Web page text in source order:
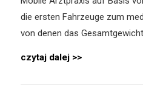
die ersten Fahrzeuge zum
von denen das
czytaj dalej